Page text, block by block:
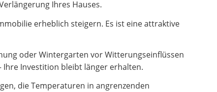
Ihres Hauses.
erheblich steigern. Es ist eine attraktive
oder Wintergarten vor Witterungseinflüssen
Ihre Investition bleibt länger erhalten.
die Temperaturen in angrenzenden